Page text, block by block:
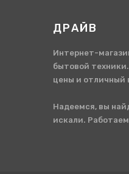
ДРАЙВ
Интернет-
бытовой
цены и отличный
Надеемся, вы
искали.